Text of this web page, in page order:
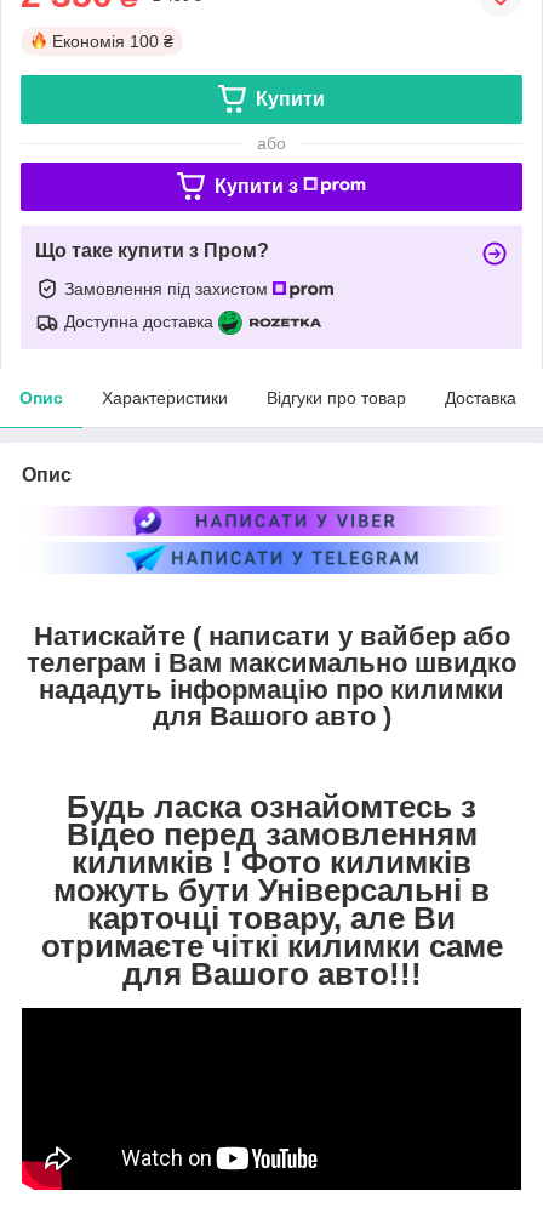
Економія 100 ₴
Купити
або
Купити з
Що таке купити з Пром?
Замовлення під захистом
Доступна доставка
Опис Характеристики Відгуки про товар Доставка
Опис
Натискайте ( написати у вайбер або
телеграм і Вам максимально швидко
нададуть інформацію про килимки
для Вашого авто )
Будь ласка ознайомтесь з
Відео перед замовленням
килимків ! Фото килимків
можуть бути Універсальні в
карточці товару, але Ви
отримаєте чіткі килимки саме
для Вашого авто!!!